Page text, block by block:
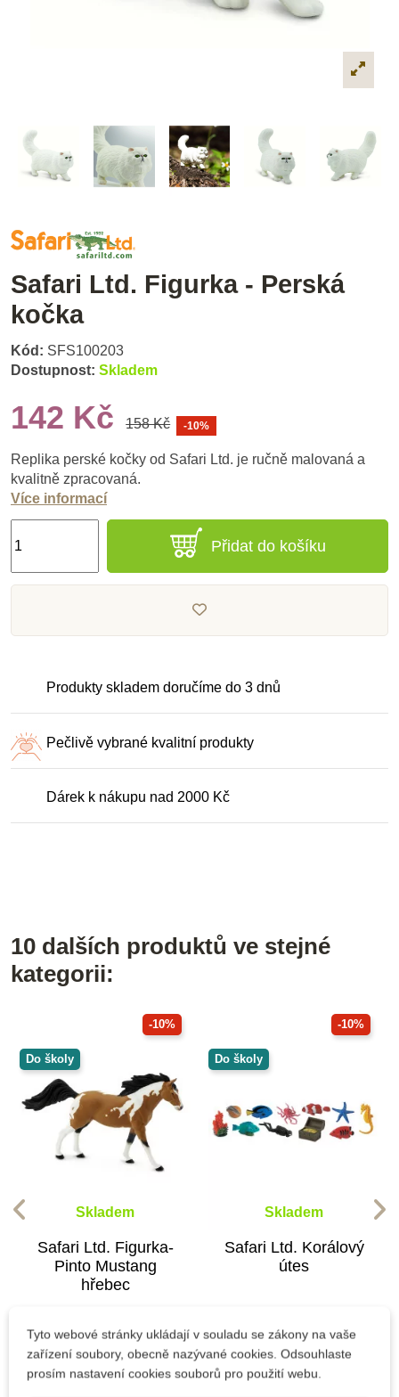
Safari Ltd. Figurka - Perská
kočka
Kód: SFS100203
Dostupnost: Skladem
142 Kč 158 Kč -10%
Replika perské kočky od Safari Ltd. je ručně malovaná a
kvalitně zpracovaná.
Více informací
Přidat do košíku
Produkty skladem doručíme do 3 dnů
Pečlivě vybrané kvalitní produkty
Dárek k nákupu nad 2000 Kč
10 dalších produktů ve stejné
kategorii:
-10%
Do školy
Skladem
Safari Ltd. Figurka-
Pinto Mustang
hřebec
249 Kč277 Kč
Přidat do košíku
-10%
Do školy
Skladem
Safari Ltd. Korálový
útes
1 049 Kč1 166 Kč
Přidat do košíku
Tyto webové stránky ukládají v souladu se zákony na vaše
zařízení soubory, obecně nazývané cookies. Odsouhlaste
prosím nastavení cookies souborů pro použití webu.